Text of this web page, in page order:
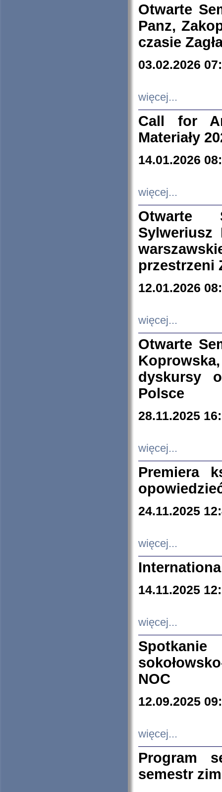
Otwarte
Panz,
czasie
03.02.2026
więcej...
Call for
Materiały
14.01.2026
więcej...
Otwarte
Sylweriusz
przestrzeni
12.01.2026
więcej...
Otwarte
dyskursy
Polsce
28.11.2025
więcej...
Premiera
24.11.2025
więcej...
14.11.2025
więcej...
NOC
12.09.2025
więcej...
Program
semestr